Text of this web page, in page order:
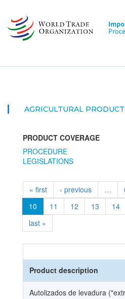
main
content
AGRICULTURAL
PRODUCT COVERAGE
PROCEDURE
LEGISLATIONS
« first ‹ previous …
10
11 12 13 14
last »
Product description
Autolizados de levadura